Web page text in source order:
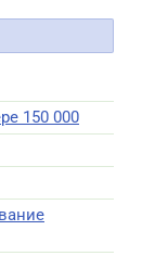
150 000